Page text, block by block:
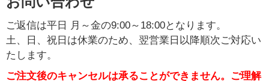
ご返信は平日 月～金の9:00～18:00となります。
土、日、祝日は休業のため、翌営業日以降順次ご対応い
たします。
ご注文後のキャンセルは承ることができません。ご理解